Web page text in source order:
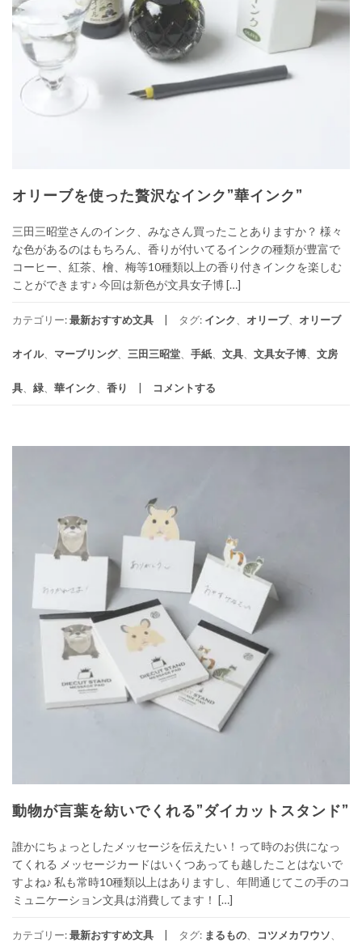
オリーブを使った贅沢なインク”華インク”
三田三昭堂さんのインク、みなさん買ったことありますか？ 様々
な色があるのはもちろん、香りが付いてるインクの種類が豊富で
コーヒー、紅茶、檜、梅等10種類以上の香り付きインクを楽しむ
ことができます♪ 今回は新色が文具女子博 […]
カテゴリー:最新おすすめ文具 タグ: インク、 オリーブ、 オリーブ
オイル、 マーブリング、 三田三昭堂、 手紙、 文具、 文具女子博、 文房
具、 緑、 華インク、 香り コメントする
動物が言葉を紡いでくれる”ダイカットスタンド”
誰かにちょっとしたメッセージを伝えたい！って時のお供になっ
てくれる メッセージカードはいくつあっても越したことはないで
すよね♪ 私も常時10種類以上はありますし、年間通じてこの手のコ
ミュニケーション文具は消費してます！ […]
カテゴリー:最新おすすめ文具 タグ: まるもの、 コツメカワウソ、